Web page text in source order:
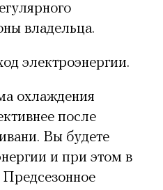
владельца.
электроэнергии.
охлаждения
после
Вы будете
и при этом в
Предсезонное